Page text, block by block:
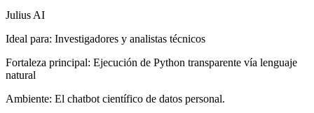
Julius AI
Ideal para: Investigadores y analistas técnicos
Fortaleza principal: Ejecución de Python transparente vía lenguaje
natural
Ambiente: El chatbot científico de datos personal.